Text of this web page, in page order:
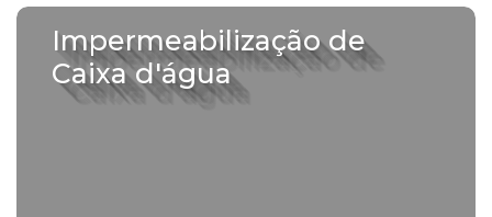
Impermeabilização de
Caixa d'água